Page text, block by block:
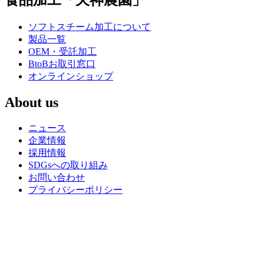
ソフトスチーム加工について
製品一覧
OEM・受託加工
BtoBお取引窓口
オンラインショップ
About us
ニュース
企業情報
採用情報
SDGsへの取り組み
お問い合わせ
プライバシーポリシー